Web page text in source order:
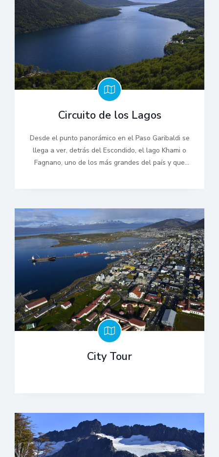
Circuito de los Lagos
Desde el punto panorámico en el Paso Garibaldi se
llega a ver, detrás del Escondido, el lago Khami o
Fagnano, uno de los más grandes del país y que
City Tour